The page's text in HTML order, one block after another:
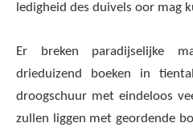
ledigheid des duivels oor mag
Er breken paradijselijke
drieduizend boeken in
droogschuur met eindeloos
zullen liggen met geordende